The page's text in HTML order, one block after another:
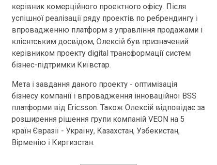
керівник комерційного проектного офісу. Після
успішної реалізації ряду проектів по ребрендингу і
впровадженню платформ з управління продажами і
клієнтським досвідом, Олексій був призначений
керівником проекту digital трансформації систем
бізнес-підтримки Київстар.
Мета і завдання даного проекту - оптимізація
бізнесу компанії і впровадження інноваційної BSS
платформи від Ericsson. Також Олексій відповідає за
розширення рішення групи компаній VEON на 5
країн Євразії - Україну, Казахстан, Узбекистан,
Вірменію і Киргизстан.